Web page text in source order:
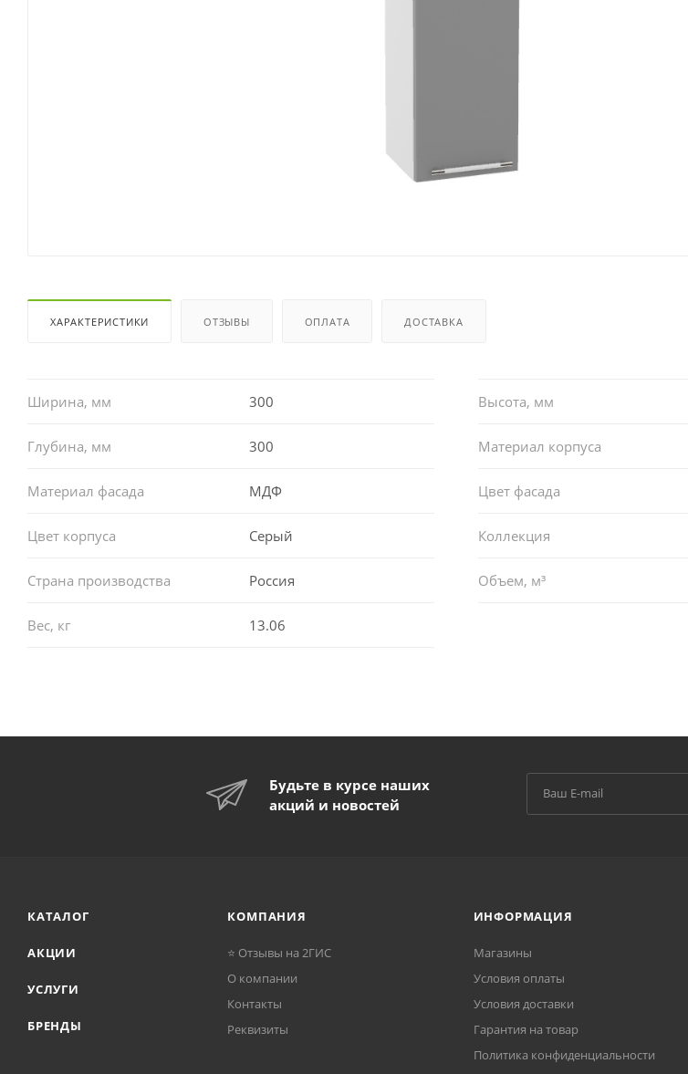
ХАРАКТЕРИСТИКИ ОТЗЫВЫ ОПЛАТА ДОСТАВКА
Ширина, мм 300 Высота, мм
Глубина, мм 300 Материал корпуса
Материал фасада МДФ Цвет фасада
Цвет корпуса Серый Коллекция
Страна производства Россия Объем, м³
Вес, кг 13.06
Будьте в курсе наших
акций и новостей
КАТАЛОГ
АКЦИИ
УСЛУГИ
БРЕНДЫ
КОМПАНИЯ
⭐ Отзывы на 2ГИС
О компании
Контакты
Реквизиты
ИНФОРМАЦИЯ
Магазины
Условия оплаты
Условия доставки
Гарантия на товар
Политика конфиденциальности